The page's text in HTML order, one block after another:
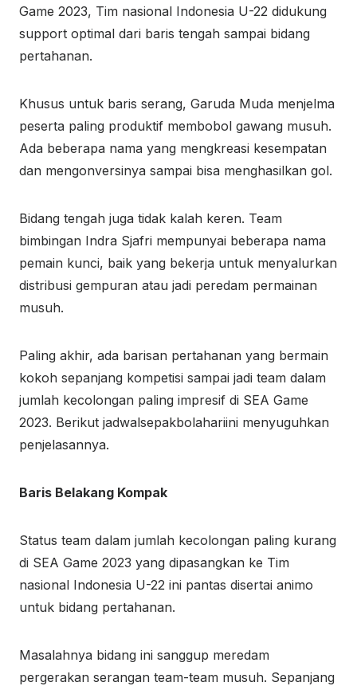
Game 2023, Tim nasional Indonesia U-22 didukung
support optimal dari baris tengah sampai bidang
pertahanan.
Khusus untuk baris serang, Garuda Muda menjelma
peserta paling produktif membobol gawang musuh.
Ada beberapa nama yang mengkreasi kesempatan
dan mengonversinya sampai bisa menghasilkan gol.
Bidang tengah juga tidak kalah keren. Team
bimbingan Indra Sjafri mempunyai beberapa nama
pemain kunci, baik yang bekerja untuk menyalurkan
distribusi gempuran atau jadi peredam permainan
musuh.
Paling akhir, ada barisan pertahanan yang bermain
kokoh sepanjang kompetisi sampai jadi team dalam
jumlah kecolongan paling impresif di SEA Game
2023. Berikut jadwalsepakbolahariini menyuguhkan
penjelasannya.
Baris Belakang Kompak
Status team dalam jumlah kecolongan paling kurang
di SEA Game 2023 yang dipasangkan ke Tim
nasional Indonesia U-22 ini pantas disertai animo
untuk bidang pertahanan.
Masalahnya bidang ini sanggup meredam
pergerakan serangan team-team musuh. Sepanjang